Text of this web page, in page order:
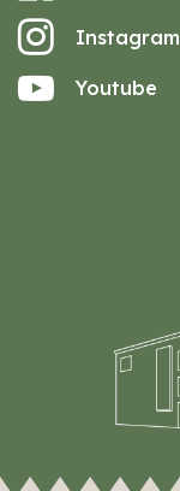
Instagram
Youtube